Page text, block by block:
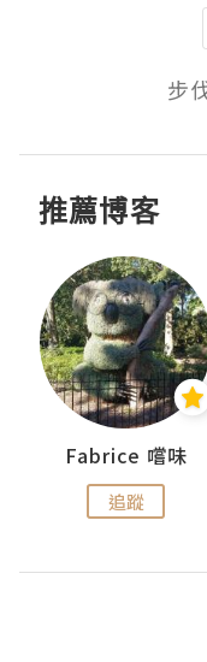
步
推薦博客
Fabrice 嚐味
追蹤